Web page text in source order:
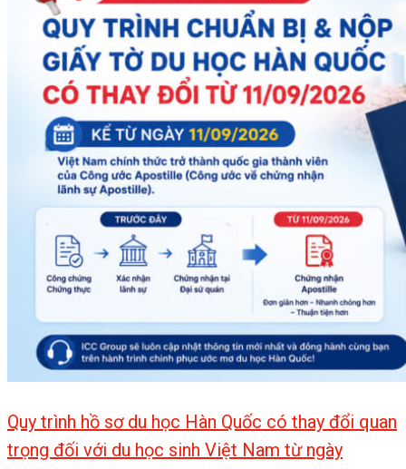
Quy trình hồ sơ du học Hàn Quốc có thay đổi quan
trọng đối với du học sinh Việt Nam từ ngày